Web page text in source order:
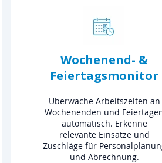
Wochenend- &
Feiertagsmonitor
Überwache Arbeitszeiten an
Wochenenden und
automatisch. Erkenne
relevante Einsätze und
Zuschläge für
und Abrechnung.